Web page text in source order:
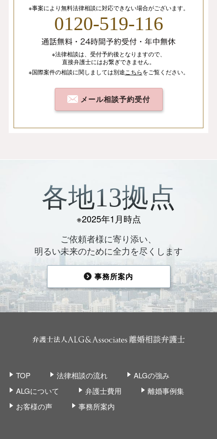
※事案により無料法律相談に対応できない場合がございます。
0120-519-116
※法律相談は、 受付予約後となりますので、
直接弁護士にはお繋ぎできません。
※国際案件の相談に関しましては別途 こちらをご覧ください。
メール相談予約受付
各地13拠点
※2025年1月時点
ご依頼者様に寄り添い、
明るい未来のために全力を尽くします
事務所案内
TOP 法律相談の流れ
ALGの強み
ALGについて
弁護士費用
離婚事例集
お客様の声
事務所案内